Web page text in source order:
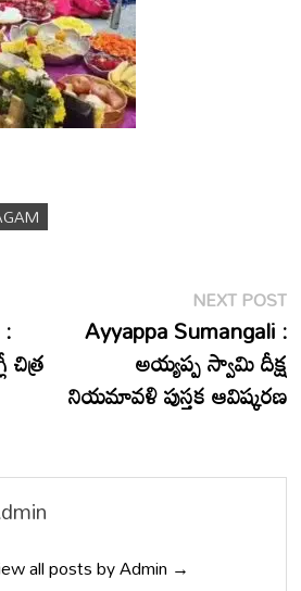
NEXT POST
Ayyappa Sumangali :
అయ్యప్ప స్వామి దీక్ష
నియమావళి పుస్తక ఆవిష్కరణ
all posts by Admin →